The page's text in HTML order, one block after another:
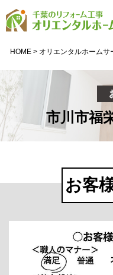
HOME > オリエンタルホーム
市川市福
お客